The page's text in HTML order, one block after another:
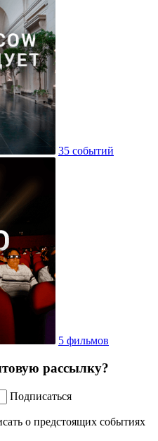
35 событий
5 фильмов
рассылку?
Подписаться
о предстоящих событиях